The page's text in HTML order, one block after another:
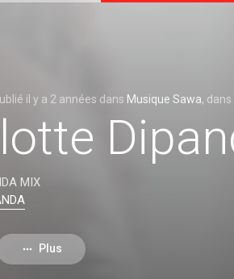
il y a 2 années dans Musique Sawa,
MIX
Plus